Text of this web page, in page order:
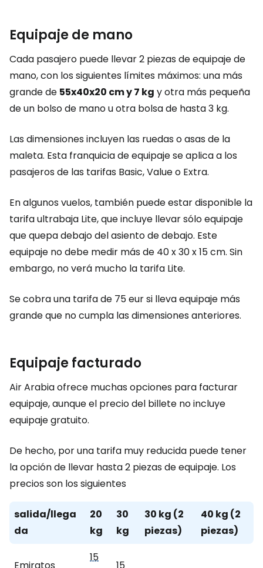
Equipaje de mano
Cada pasajero puede llevar 2 piezas de equipaje de
mano, con los siguientes límites máximos: una más
grande de 55x40x20 cm y 7 kg y otra más pequeña
de un bolso de mano u otra bolsa de hasta 3 kg.
Las dimensiones incluyen las ruedas o asas de la
maleta. Esta franquicia de equipaje se aplica a los
pasajeros de las tarifas Basic, Value o Extra.
En algunos vuelos, también puede estar disponible la
tarifa ultrabaja Lite, que incluye llevar sólo equipaje
que quepa debajo del asiento de debajo. Este
equipaje no debe medir más de 40 x 30 x 15 cm. Sin
embargo, no verá mucho la tarifa Lite.
Se cobra una tarifa de 75 eur si lleva equipaje más
grande que no cumpla las dimensiones anteriores.
Equipaje facturado
Air Arabia ofrece muchas opciones para facturar
equipaje, aunque el precio del billete no incluye
equipaje gratuito.
De hecho, por una tarifa muy reducida puede tener
la opción de llevar hasta 2 piezas de equipaje. Los
precios son los siguientes
salida/llega
da
20
kg
30
kg
30 kg (2
piezas)
40 kg (2
piezas)
15